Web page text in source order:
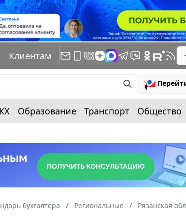
Клиентам
Образование Транспорт Общество
бухгалтера Региональные Рязанская